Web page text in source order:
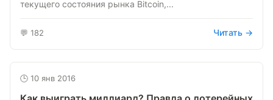
текущего состояния рынка Bitcoin,...
💬 182 Читать →
🕒 10 янв 2016